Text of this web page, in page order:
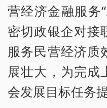
营经济金融服务
密切政银企对接
服务民营经济质
展壮大，为完成
会发展目标任务